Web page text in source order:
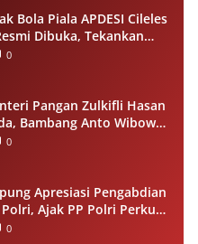
Bola Piala APDESI Cileles
Dibuka, Tekankan
0
Pangan Zulkifli Hasan
Bambang Anto Wibowo
kepada Warga
0
Apresiasi Pengabdian
Ajak PP Polri Perkuat
Pembangunan
0